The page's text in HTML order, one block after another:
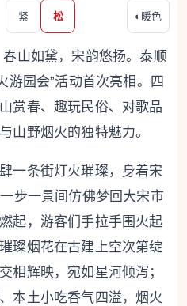
紧 松 ◐ 暖色
山如黛，宋韵悠扬。泰顺
游园会”活动首次亮相。四
赏春、趣玩民俗、对歌品
山野烟火的独特魅力。
条街灯火璀璨，身着宋
步一景间仿佛梦回大宋市
起，游客们手拉手围火起
璨烟花在古建上空次第绽
相辉映，宛如星河倾泻；
本土小吃香气四溢，烟火